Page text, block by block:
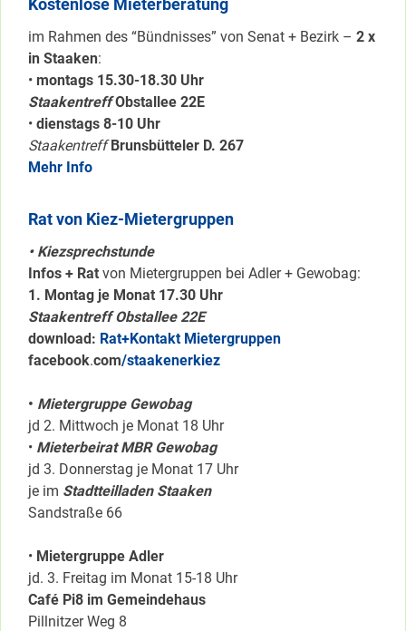
Kostenlose Mieterberatung
im Rahmen des “Bündnisses” von Senat + Bezirk – 2 x
in Staaken:
• montags 15.30-18.30 Uhr
Staakentreff Obstallee 22E
• dienstags 8-10 Uhr
Staakentreff Brunsbütteler D. 267
Mehr Info
Rat von Kiez-Mietergruppen
• Kiezsprechstunde
Infos + Rat von Mietergruppen bei Adler + Gewobag:
1. Montag je Monat 17.30 Uhr
Staakentreff Obstallee 22E
download: Rat+Kontakt Mietergruppen
facebook.com/staakenerkiez
• Mietergruppe Gewobag
jd 2. Mittwoch je Monat 18 Uhr
• Mieterbeirat MBR Gewobag
jd 3. Donnerstag je Monat 17 Uhr
je im Stadtteilladen Staaken
Sandstraße 66
• Mietergruppe Adler
jd. 3. Freitag im Monat 15-18 Uhr
Café Pi8 im Gemeindehaus
Pillnitzer Weg 8